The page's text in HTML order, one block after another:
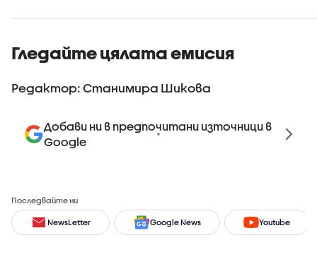
Гледайте цялата емисия
Редактор: Станимира Шикова
Добави ни в предпочитани източници в
Google
Последвайте ни
NewsLetter Google News Youtube